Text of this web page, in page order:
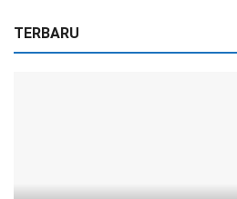
TERBARU